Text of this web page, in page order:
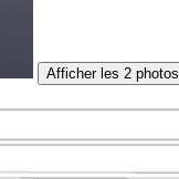
Afficher les 2 photos